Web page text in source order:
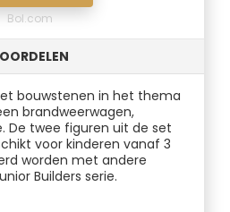
Bol.com
bouwstenen in het thema
brandweerwagen,
De twee figuren uit de set
voor kinderen vanaf 3
worden met andere
Builders serie.